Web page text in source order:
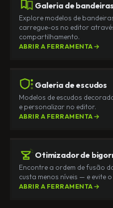
Galeria de bandeiras
Explore modelos de
carregue-os no editor
compartilhamento.
ABRIR A FERRAMENTA
Galeria de escudos
Modelos de escudos
e personalizar no editor.
ABRIR A FERRAMENTA
Otimizador de
Encontre a ordem de fusão
custa menos níveis — e evite
ABRIR A FERRAMENTA